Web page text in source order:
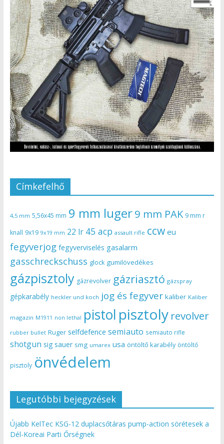
Címkefelhő
4,5 mm 5,56x45 mm 9 mm luger9 mm PAK 9 mm r
knall 9x19 9x19 mm 22 lr 45 acp assault rifle ccw eu
fegyverjog fegyverviselés gasalarm
gasschreckschuss glock gumilövedékes
gázpisztoly gázrevolver gázriasztó gázspray
gépkarabély heckler und koch jog és fegyver kaliber Kaliber
magazin M1911 non lethal pistol pisztoly revolver
rubber bullet Ruger selfdefence semiauto semiauto rifle
shotgun sig sauer smg umarex usa öntöltő karabély öntöltő
pisztoly önvédelem
Legutóbbi bejegyzések
Újabb KelTec KSG-12 duplacsőtáras pump-action sörétesek a
Dél-Koreai Parti Őrségnek